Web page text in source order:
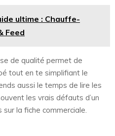
ultime : Chauffe-
Feed
de qualité permet de
tout en te simplifiant le
aussi le temps de lire les
les vrais défauts d’un
la fiche commerciale.